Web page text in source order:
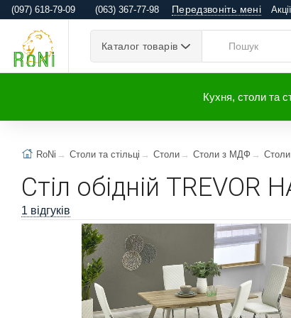
(097) 618-79-09 (063) 367-77-98 Передзвоніть мені Акції
Каталог товарів
Кухня, столи та
RoNi Столи та стільці Столи Столи з МДФ
Cтіл обідній
1 відгуків